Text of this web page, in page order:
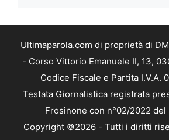
Ultimaparola.com di proprietà di
- Corso Vittorio Emanuele II, 13,
Codice Fiscale e Partita I.V.A.
Testata Giornalistica registrata
Frosinone con n°02/2022
Copyright ©2026 - Tutti i diritti